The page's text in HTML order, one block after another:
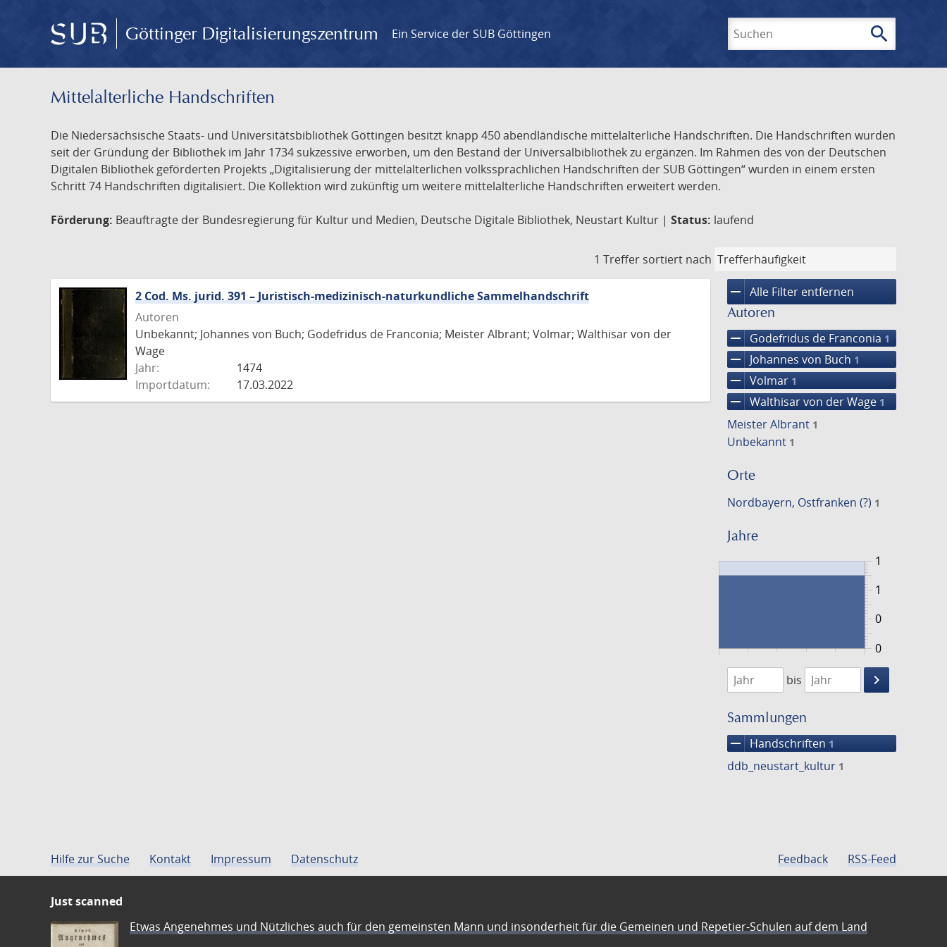
Göttinger Digitalisierungszentrum Ein Service der SUB Göttingen search
Mittelalterliche Handschriften
Die Niedersächsische Staats- und Universitätsbibliothek Göttingen besitzt knapp 450 abendländische mittelalterliche Handschriften. Die Handschriften wurden
seit der Gründung der Bibliothek im Jahr 1734 sukzessive erworben, um den Bestand der Universalbibliothek zu ergänzen. Im Rahmen des von der Deutschen
Digitalen Bibliothek geförderten Projekts „Digitalisierung der mittelalterlichen volkssprachlichen Handschriften der SUB Göttingen“ wurden in einem ersten
Schritt 74 Handschriften digitalisiert. Die Kollektion wird zukünftig um weitere mittelalterliche Handschriften erweitert werden.
Förderung: Beauftragte der Bundesregierung für Kultur und Medien, Deutsche Digitale Bibliothek, Neustart Kultur | Status: laufend
1 Treffer sortiert nach
remove Alle Filter entfernen
Autoren
remove Godefridus de Franconia 1
remove Johannes von Buch 1
remove Volmar 1
remove Walthisar von der Wage 1
Meister Albrant 1
Unbekannt 1
Orte
Nordbayern, Ostfranken (?) 1
Jahre
0
1
0
1
1474
1475
bis
keyboard_arrow_right
Suche
Sammlungen
remove Handschriften 1
ddb_neustart_kultur 1
2 Cod. Ms. jurid. 391 – Juristisch-medizinisch-naturkundliche Sammelhandschrift
Autoren
Unbekannt; Johannes von Buch; Godefridus de Franconia; Meister Albrant; Volmar; Walthisar von der
Wage
Jahr:
1474
Importdatum:
17.03.2022
Hilfe zur Suche Kontakt Impressum Datenschutz Feedback RSS-Feed
Just scanned
Etwas Angenehmes und Nützliches auch für den gemeinsten Mann und insonderheit für die Gemeinen und Repetier-Schulen auf dem Land